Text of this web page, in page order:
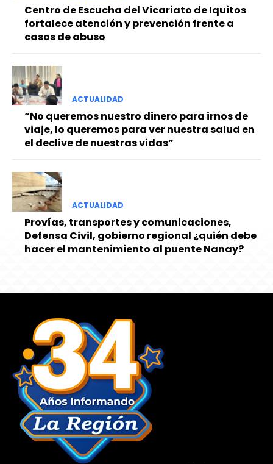
Centro de Escucha del Vicariato de Iquitos
fortalece atención y prevención frente a
casos de abuso
ACTUALIDAD
“No queremos nuestro dinero para irnos de
viaje, lo queremos para ver nuestra salud en
el declive de nuestras vidas”
ACTUALIDAD
Provías, transportes y comunicaciones,
Defensa Civil, gobierno regional ¿quién debe
hacer el mantenimiento al puente Nanay?